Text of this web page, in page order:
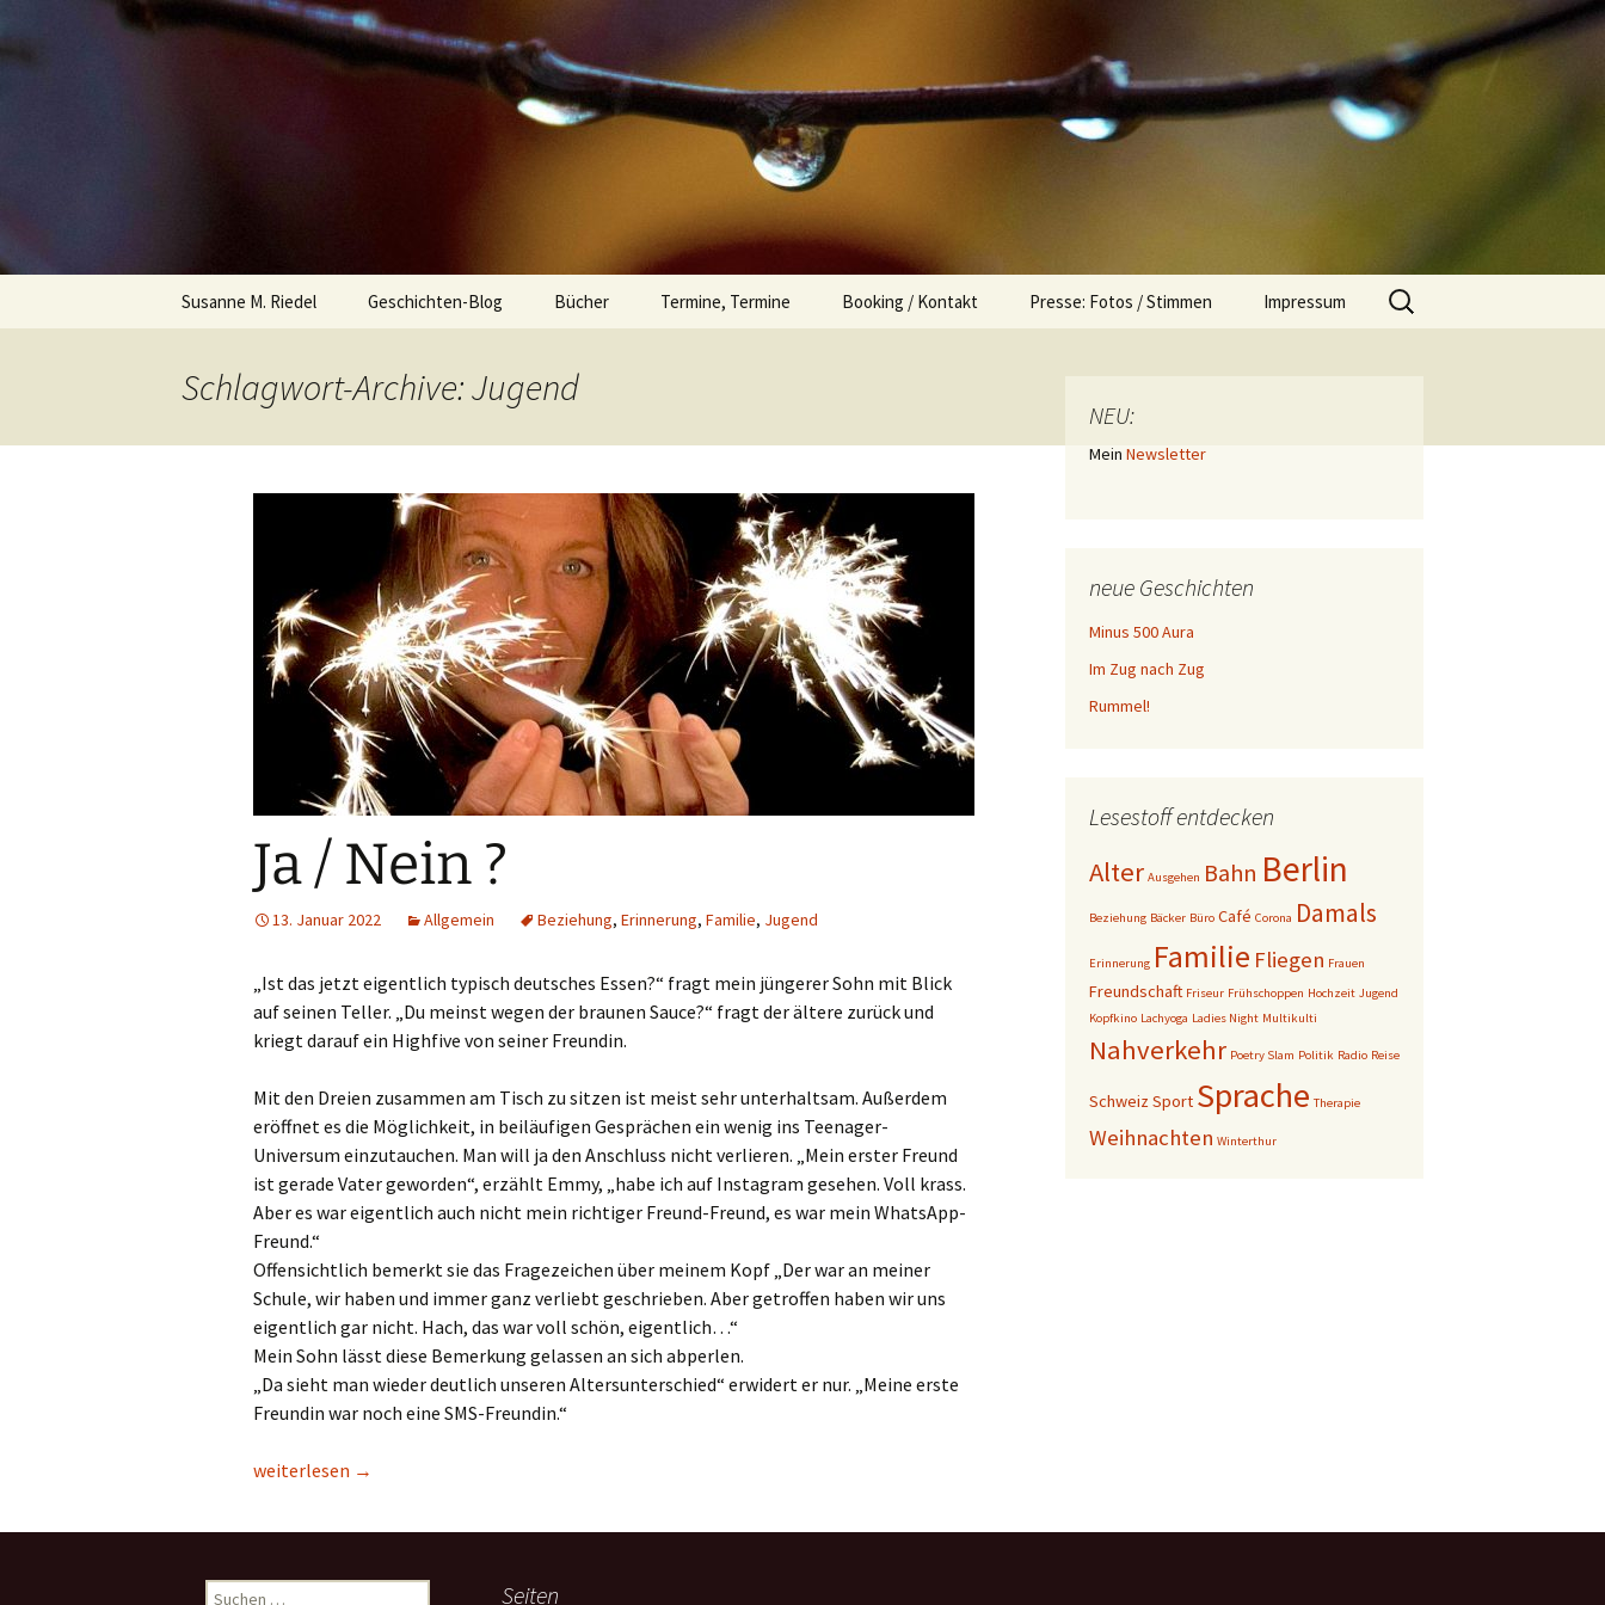
regenrausch.de
Susanne M. Riedel
Susanne M. Riedel Geschichten-Blog Bücher Termine, Termine Booking / Kontakt Presse: Fotos / Stimmen Impressum
Suchen
nach:
Schlagwort-Archive: Jugend
Ja / Nein ?
13. Januar 2022 Allgemein Beziehung, Erinnerung, Familie, Jugend
„Ist das jetzt eigentlich typisch deutsches Essen?“ fragt mein jüngerer Sohn mit Blick
auf seinen Teller. „Du meinst wegen der braunen Sauce?“ fragt der ältere zurück und
kriegt darauf ein Highfive von seiner Freundin.
Mit den Dreien zusammen am Tisch zu sitzen ist meist sehr unterhaltsam. Außerdem
eröffnet es die Möglichkeit, in beiläufigen Gesprächen ein wenig ins Teenager-
Universum einzutauchen. Man will ja den Anschluss nicht verlieren. „Mein erster Freund
ist gerade Vater geworden“, erzählt Emmy, „habe ich auf Instagram gesehen. Voll krass.
Aber es war eigentlich auch nicht mein richtiger Freund-Freund, es war mein WhatsApp-
Freund.“
Offensichtlich bemerkt sie das Fragezeichen über meinem Kopf „Der war an meiner
Schule, wir haben und immer ganz verliebt geschrieben. Aber getroffen haben wir uns
eigentlich gar nicht. Hach, das war voll schön, eigentlich…“
Mein Sohn lässt diese Bemerkung gelassen an sich abperlen.
„Da sieht man wieder deutlich unseren Altersunterschied“ erwidert er nur. „Meine erste
Freundin war noch eine SMS-Freundin.“
Ja / Nein ?
weiterlesen →
NEU:
Mein Newsletter
neue Geschichten
Minus 500 Aura
Im Zug nach Zug
Rummel!
Lesestoff entdecken
Alter Ausgehen Bahn Berlin
Beziehung Bäcker Büro Café Corona Damals
Erinnerung Familie Fliegen Frauen
Freundschaft Friseur Frühschoppen Hochzeit Jugend
Kopfkino Lachyoga Ladies Night Multikulti
Nahverkehr Poetry Slam Politik Radio Reise
SchweizSport Sprache Therapie
Weihnachten Winterthur
Suchen Seiten